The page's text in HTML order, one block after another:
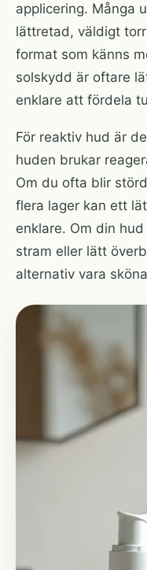
applicering. Många
lättretad, väldigt
format som känns
solskydd är oftare
enklare att fördela
För reaktiv hud är
huden brukar
Om du ofta blir
flera lager kan ett
enklare. Om din
stram eller lätt
alternativ vara